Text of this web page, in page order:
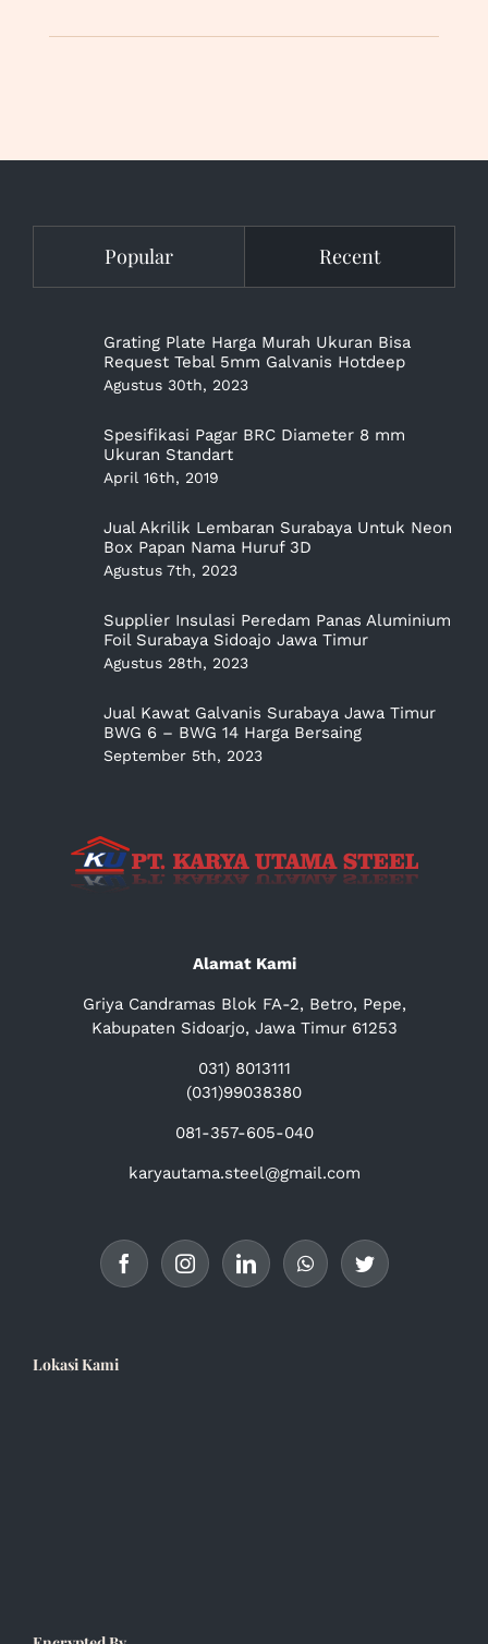
Popular Recent
Grating Plate Harga Murah Ukuran Bisa
Request Tebal 5mm Galvanis Hotdeep
Agustus 30th, 2023
Spesifikasi Pagar BRC Diameter 8 mm
Ukuran Standart
April 16th, 2019
Jual Akrilik Lembaran Surabaya Untuk Neon
Box Papan Nama Huruf 3D
Agustus 7th, 2023
Supplier Insulasi Peredam Panas Aluminium
Foil Surabaya Sidoajo Jawa Timur
Agustus 28th, 2023
Jual Kawat Galvanis Surabaya Jawa Timur
BWG 6 – BWG 14 Harga Bersaing
September 5th, 2023
Alamat Kami
Griya Candramas Blok FA-2, Betro, Pepe,
Kabupaten Sidoarjo, Jawa Timur 61253
031) 8013111
(031)99038380
081-357-605-040
karyautama.steel@gmail.com
Lokasi Kami